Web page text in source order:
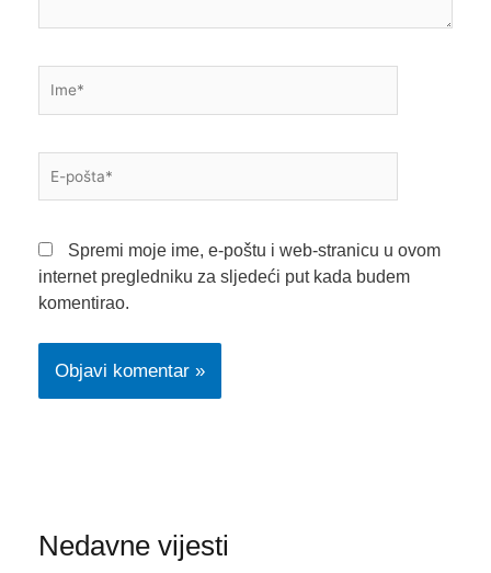
pošta*
Spremi moje ime, e-poštu i web-stranicu u ovom
internet pregledniku za sljedeći put kada budem
komentirao.
Nedavne vijesti